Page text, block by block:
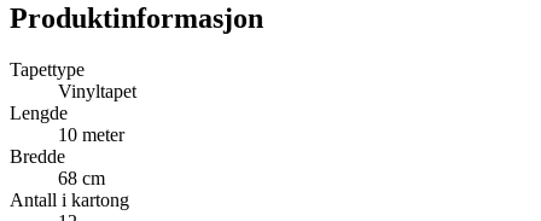
Produktinformasjon
Tapettype
Vinyltapet
Lengde
10 meter
Bredde
68 cm
Antall i kartong